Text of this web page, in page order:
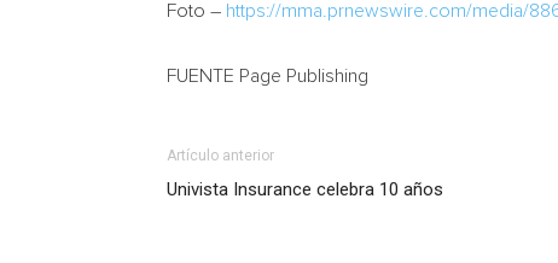
Foto – https://mma.prnewswire.com/media/
FUENTE Page Publishing
Artículo anterior
Univista Insurance celebra 10 años